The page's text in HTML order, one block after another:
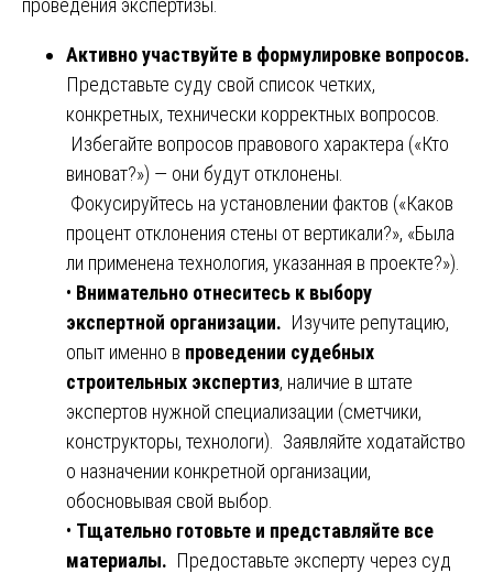
проведения экспертизы.
Активно участвуйте в формулировке вопросов.
Представьте суду свой список четких,
конкретных, технически корректных вопросов.
Избегайте вопросов правового характера («Кто
виноват?») — они будут отклонены.
Фокусируйтесь на установлении фактов («Каков
процент отклонения стены от вертикали?», «Была
ли применена технология, указанная в проекте?»).
• Внимательно отнеситесь к выбору
экспертной организации. Изучите репутацию,
опыт именно в проведении судебных
строительных экспертиз, наличие в штате
экспертов нужной специализации (сметчики,
конструкторы, технологи). Заявляйте ходатайство
о назначении конкретной организации,
обосновывая свой выбор.
• Тщательно готовьте и представляйте все
материалы. Предоставьте эксперту через суд